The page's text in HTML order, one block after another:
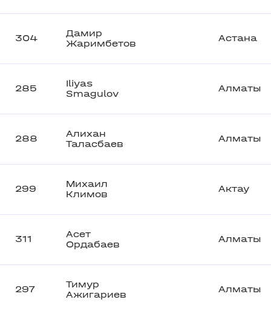
304
Дамир
Жаримбетов
Астана
285
Iliyas
Smagulov
Алматы
288
Алихан
Таласбаев
Алматы
299
Михаил
Климов
Актау
311
Асет
Ордабаев
Алматы
297
Тимур
Ажигариев
Алматы